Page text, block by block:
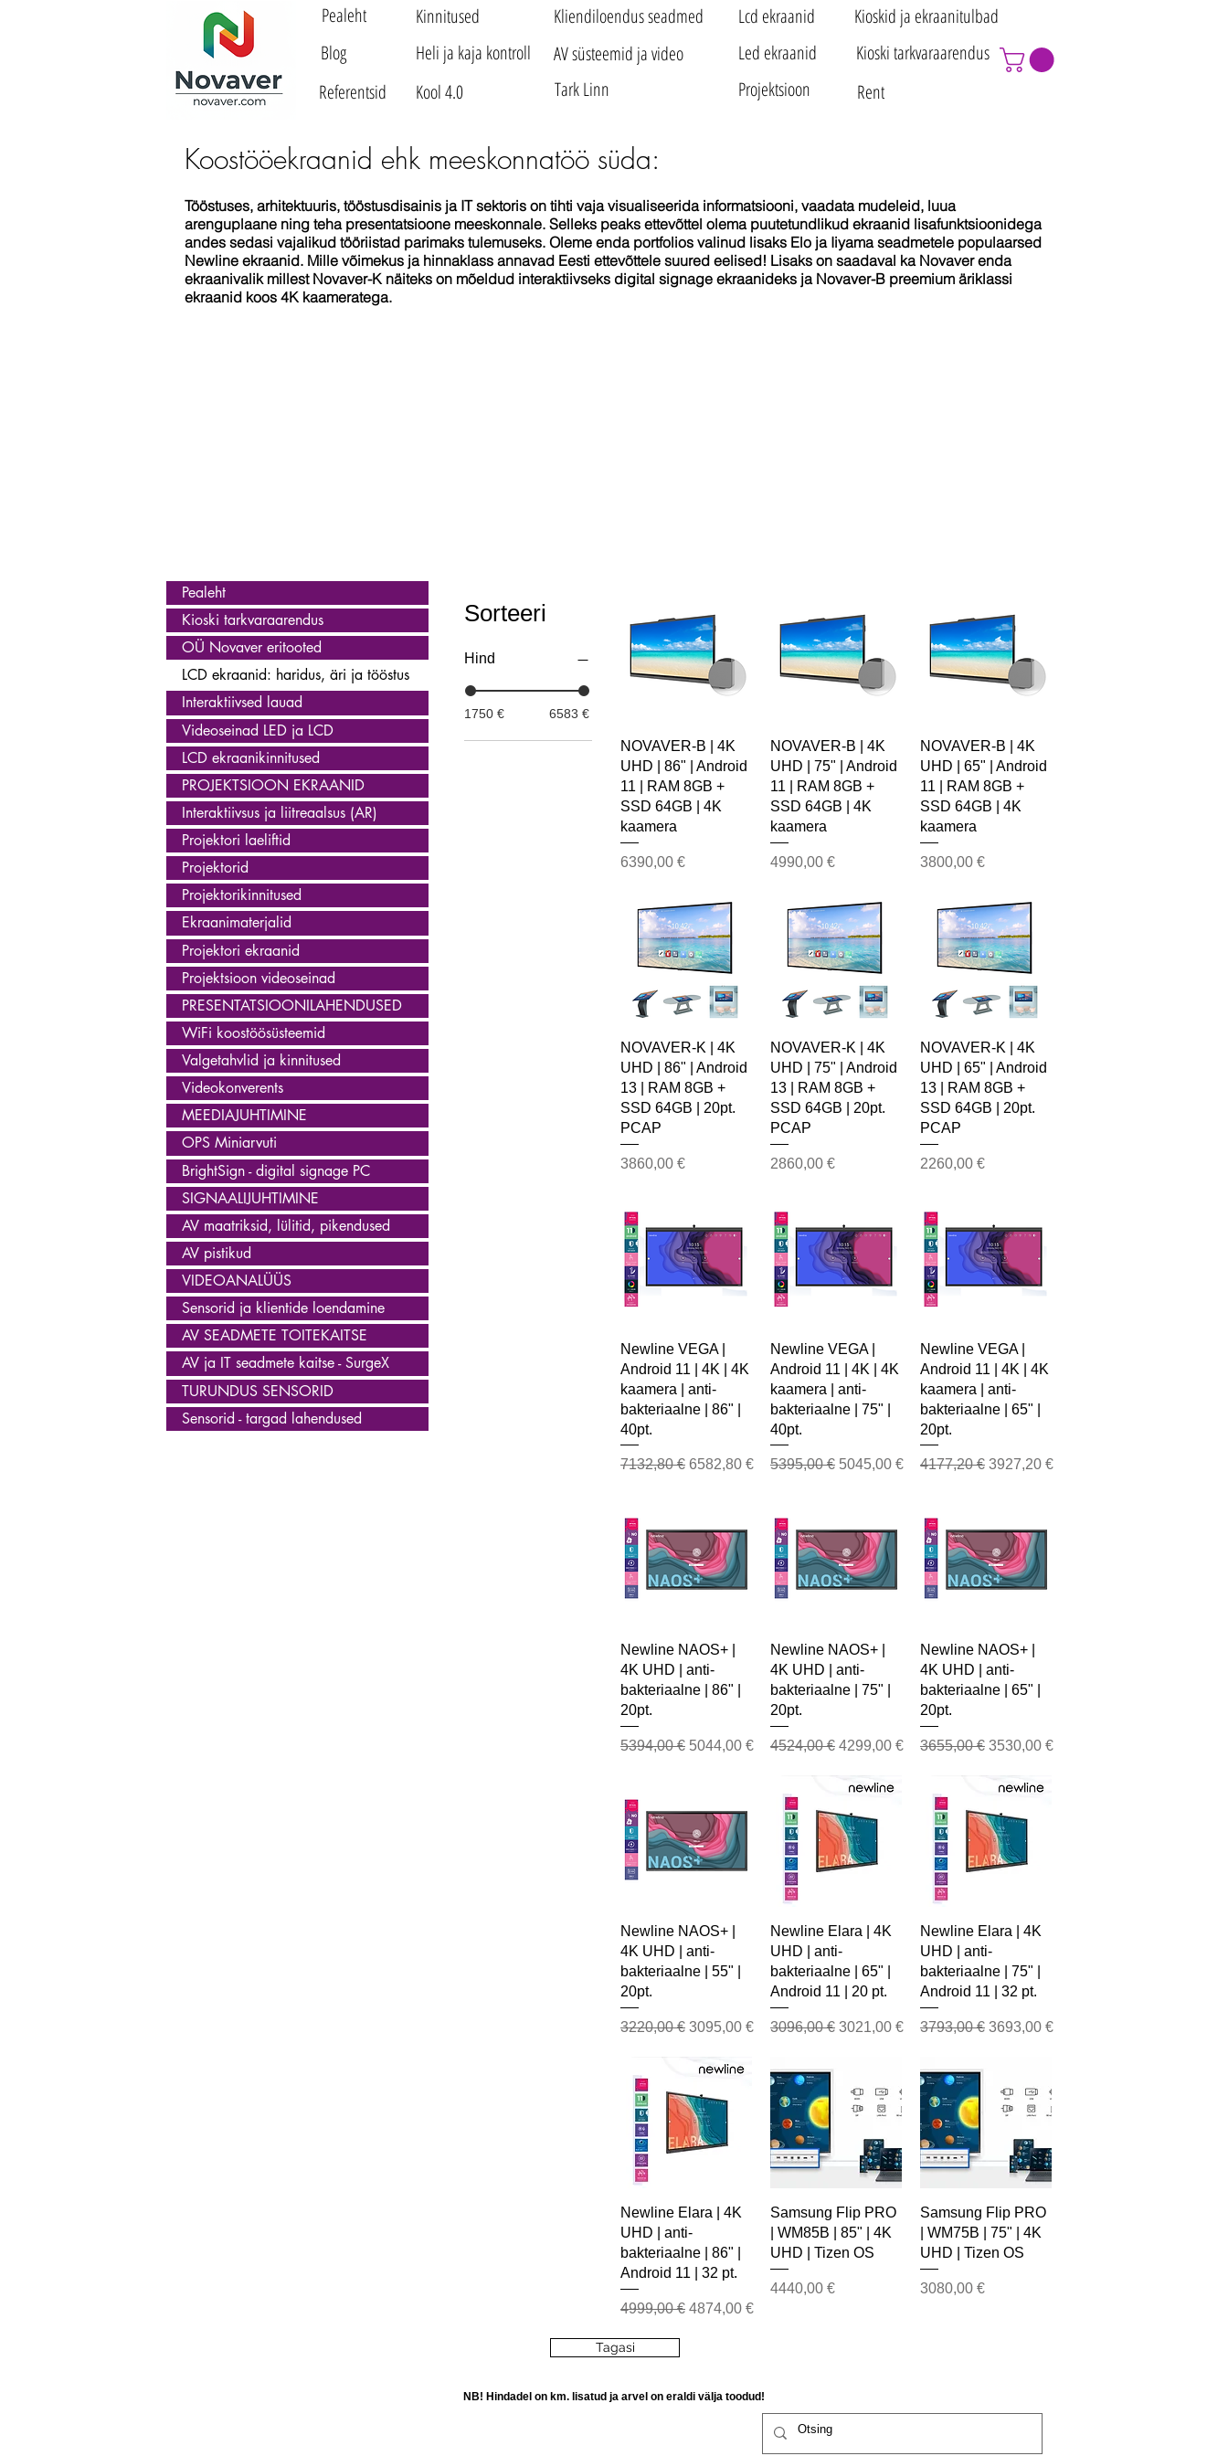
Pealeht
Blog
Referentsid
Heli ja kaja kontroll
Kinnitused
Kool 4.0
Kliendiloendus seadmed
AV süsteemid ja video
Tark Linn
Lcd ekraanid
Led ekraanid
Projektsioon
Kioskid ja ekraanitulbad
Kioski tarkvaraarendus
Rent
Koostööekraanid ehk meeskonnatöö süda:
Tööstuses, arhitektuuris, tööstusdisainis ja IT sektoris on tihti vaja visualiseerida informatsiooni, vaadata mudeleid, luua
arenguplaane ning teha presentatsioone meeskonnale. Selleks peaks ettevõttel olema puutetundlikud ekraanid lisafunktsioonidega
andes sedasi vajalikud tööriistad parimaks tulemuseks. Oleme enda portfolios valinud lisaks Elo ja Iiyama seadmetele populaarsed
Newline ekraanid. Mille võimekus ja hinnaklass annavad Eesti ettevõttele suured eelised! Lisaks on saadaval ka Novaver enda
ekraanivalik millest Novaver-K näiteks on mõeldud interaktiivseks digital signage ekraanideks ja Novaver-B preemium äriklassi
ekraanid koos 4K kaameratega.
Pealeht
Kioski tarkvaraarendus
OÜ Novaver eritooted
LCD ekraanid: haridus, äri ja tööstus
Interaktiivsed lauad
Videoseinad LED ja LCD
LCD ekraanikinnitused
PROJEKTSIOON EKRAANID
Interaktiivsus ja liitreaalsus (AR)
Projektori laeliftid
Projektorid
Projektorikinnitused
Ekraanimaterjalid
Projektori ekraanid
Projektsioon videoseinad
PRESENTATSIOONILAHENDUSED
WiFi koostöösüsteemid
Valgetahvlid ja kinnitused
Videokonverents
MEEDIAJUHTIMINE
OPS Miniarvuti
BrightSign - digital signage PC
SIGNAALIJUHTIMINE
AV maatriksid, lülitid, pikendused
AV pistikud
VIDEOANALÜÜS
Sensorid ja klientide loendamine
AV SEADMETE TOITEKAITSE
AV ja IT seadmete kaitse - SurgeX
TURUNDUS SENSORID
Sensorid - targad lahendused
Sorteeri
Hind
1750 € 6583 €
NOVAVER-B | 4K
UHD | 86" | Android
11 | RAM 8GB +
SSD 64GB | 4K
kaamera
Price
6390,00 €
NOVAVER-B | 4K
UHD | 75" | Android
11 | RAM 8GB +
SSD 64GB | 4K
kaamera
Price
4990,00 €
NOVAVER-B | 4K
UHD | 65" | Android
11 | RAM 8GB +
SSD 64GB | 4K
kaamera
Price
3800,00 €
NOVAVER-K | 4K
UHD | 86" | Android
13 | RAM 8GB +
SSD 64GB | 20pt.
PCAP
Price
3860,00 €
NOVAVER-K | 4K
UHD | 75" | Android
13 | RAM 8GB +
SSD 64GB | 20pt.
PCAP
Price
2860,00 €
NOVAVER-K | 4K
UHD | 65" | Android
13 | RAM 8GB +
SSD 64GB | 20pt.
PCAP
Price
2260,00 €
Newline VEGA |
Android 11 | 4K | 4K
kaamera | anti-
bakteriaalne | 86" |
40pt.
Regular Price
7132,80 € Sale Price
6582,80 €
Newline VEGA |
Android 11 | 4K | 4K
kaamera | anti-
bakteriaalne | 75" |
40pt.
Regular Price
5395,00 € Sale Price
5045,00 €
Newline VEGA |
Android 11 | 4K | 4K
kaamera | anti-
bakteriaalne | 65" |
20pt.
Regular Price
4177,20 € Sale Price
3927,20 €
Newline NAOS+ |
4K UHD | anti-
bakteriaalne | 86" |
20pt.
Regular Price
5394,00 € Sale Price
5044,00 €
Newline NAOS+ |
4K UHD | anti-
bakteriaalne | 75" |
20pt.
Regular Price
4524,00 € Sale Price
4299,00 €
Newline NAOS+ |
4K UHD | anti-
bakteriaalne | 65" |
20pt.
Regular Price
3655,00 € Sale Price
3530,00 €
Newline NAOS+ |
4K UHD | anti-
bakteriaalne | 55" |
20pt.
Regular Price
3220,00 € Sale Price
3095,00 €
Newline Elara | 4K
UHD | anti-
bakteriaalne | 65" |
Android 11 | 20 pt.
Regular Price
3096,00 € Sale Price
3021,00 €
Newline Elara | 4K
UHD | anti-
bakteriaalne | 75" |
Android 11 | 32 pt.
Regular Price
3793,00 € Sale Price
3693,00 €
Newline Elara | 4K
UHD | anti-
bakteriaalne | 86" |
Android 11 | 32 pt.
Regular Price
4999,00 € Sale Price
4874,00 €
Samsung Flip PRO
| WM85B | 85" | 4K
UHD | Tizen OS
Price
4440,00 €
Samsung Flip PRO
| WM75B | 75" | 4K
UHD | Tizen OS
Price
3080,00 €
Tagasi
NB! Hindadel on km. lisatud ja arvel on eraldi välja toodud!